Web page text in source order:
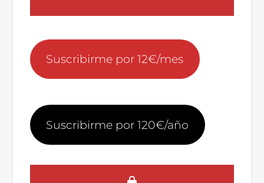
Suscribirme por 12€/mes
Suscribirme por 120€/año